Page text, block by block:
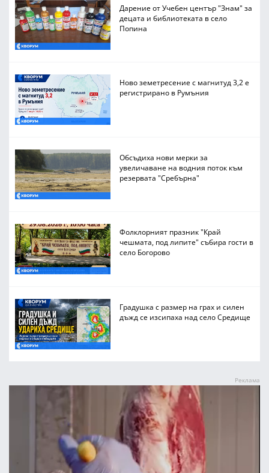
Дарение от Учебен център "Знам" за
децата и библиотеката в село
Попина
Ново земетресение с магнитуд 3,2 е
регистрирано в Румъния
Обсъдиха нови мерки за
увеличаване на водния поток към
резервата "Сребърна"
Фолклорният празник "Край
чешмата, под липите" събира гости в
село Богорово
Градушка с размер на грах и силен
дъжд се изсипаха над село Средище